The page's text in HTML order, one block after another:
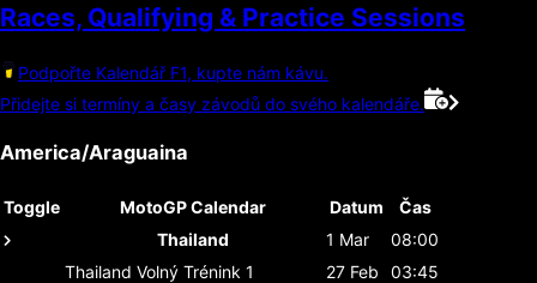
Races, Qualifying & Practice Sessions
Podpořte Kalendář F1, kupte nám kávu.
Přidejte si termíny a časy závodů do svého kalendáře.
America/Araguaina
Toggle MotoGP Calendar Datum
Čas
Thailand
1 Mar
08:00
Thailand Volný Trénink 1 27 Feb
03:45